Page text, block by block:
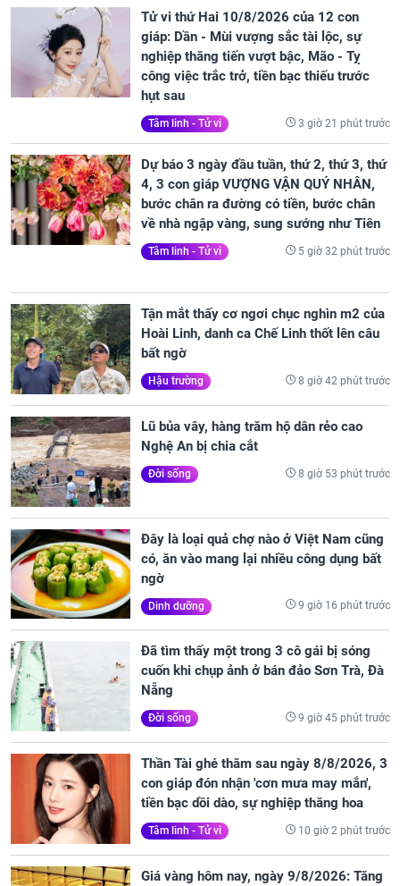
Tử vi thứ Hai 10/8/2026 của 12 con
giáp: Dần - Mùi vượng sắc tài lộc, sự
nghiệp thăng tiến vượt bậc, Mão - Tỵ
công việc trắc trở, tiền bạc thiếu trước
hụt sau
Tâm linh - Tử vi 3 giờ 21 phút trước
Dự báo 3 ngày đầu tuần, thứ 2, thứ 3, thứ
4, 3 con giáp VƯỢNG VẬN QUÝ NHÂN,
bước chân ra đường có tiền, bước chân
về nhà ngập vàng, sung sướng như Tiên
Tâm linh - Tử vi 5 giờ 32 phút trước
Tận mắt thấy cơ ngơi chục nghìn m2 của
Hoài Linh, danh ca Chế Linh thốt lên câu
bất ngờ
Hậu trường 8 giờ 42 phút trước
Lũ bủa vây, hàng trăm hộ dân rẻo cao
Nghệ An bị chia cắt
Đời sống 8 giờ 53 phút trước
Đây là loại quả chợ nào ở Việt Nam cũng
có, ăn vào mang lại nhiều công dụng bất
ngờ
Dinh dưỡng 9 giờ 16 phút trước
Đã tìm thấy một trong 3 cô gái bị sóng
cuốn khi chụp ảnh ở bán đảo Sơn Trà, Đà
Nẵng
Đời sống 9 giờ 45 phút trước
Thần Tài ghé thăm sau ngày 8/8/2026, 3
con giáp đón nhận 'cơn mưa may mắn',
tiền bạc dồi dào, sự nghiệp thăng hoa
Tâm linh - Tử vi 10 giờ 2 phút trước
Giá vàng hôm nay, ngày 9/8/2026: Tăng